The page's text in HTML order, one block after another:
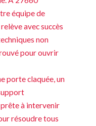
équipe de
avec succès
non
pour ouvrir
porte claquée, un
à intervenir
résoudre tous